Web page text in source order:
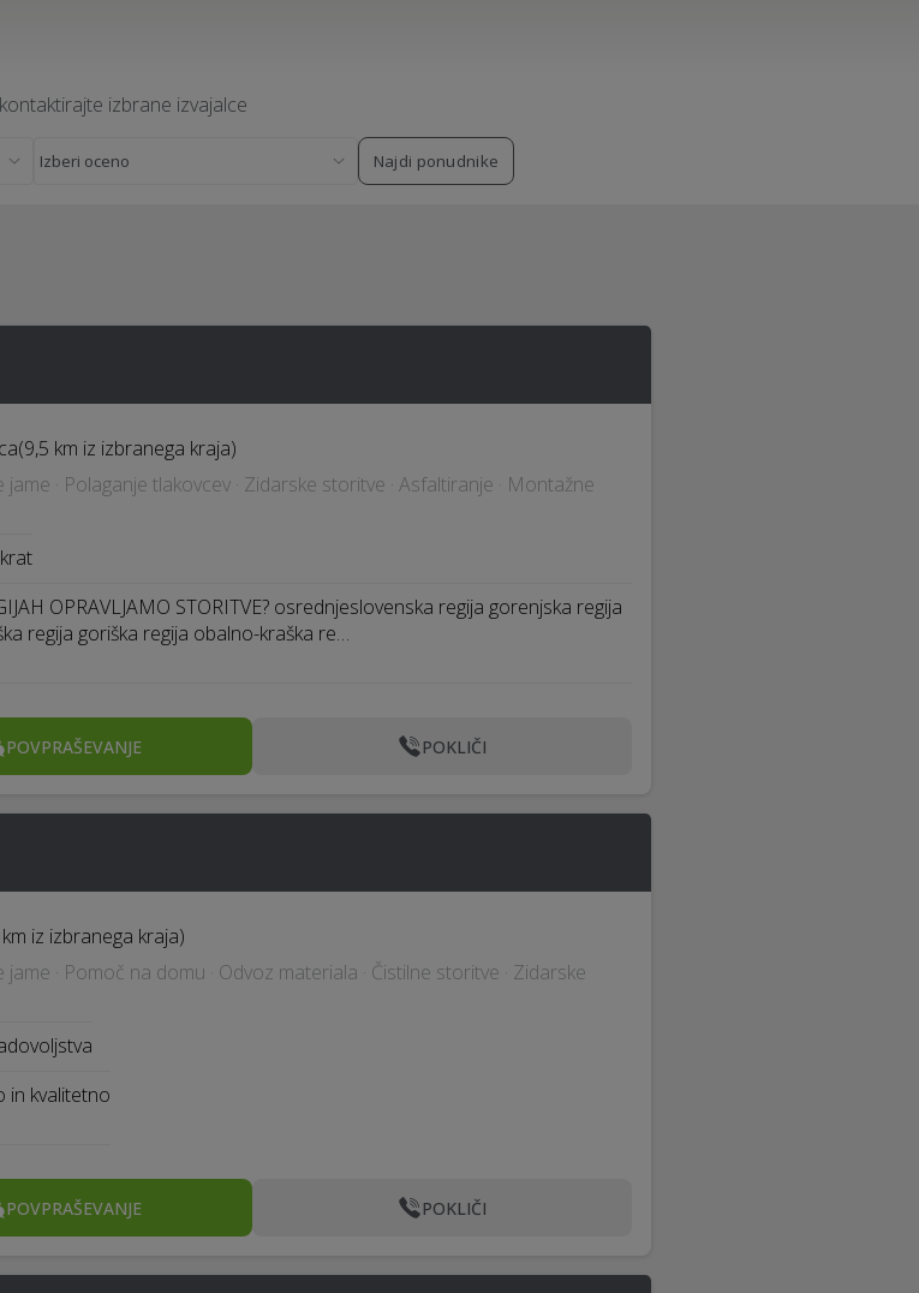
izbrane izvajalce
Najdi ponudnike
(9,5 km iz izbranega kraja)
· Polaganje tlakovcev · Zidarske storitve · Asfaltiranje · Montažne
OPRAVLJAMO STORITVE? osrednjeslovenska regija gorenjska regija
regija goriška regija obalno-kraška re…
POVPRAŠEVANJE POKLIČI
iz izbranega kraja)
· Pomoč na domu · Odvoz materiala · Čistilne storitve · Zidarske
in kvalitetno
POVPRAŠEVANJE POKLIČI